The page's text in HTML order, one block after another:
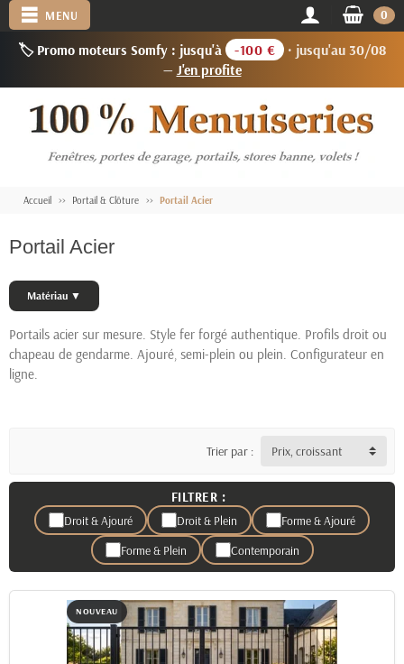
🏷️ Promo moteurs Somfy : jusqu'à -100 €
· jusqu'au 30/08
— J'en profite
MENU 0
Accueil Portail & Clôture Portail Acier
Portail Acier
Matériau ▼
Portails acier sur mesure. Style fer forgé authentique. Profils droit ou
chapeau de gendarme. Ajouré, semi-plein ou plein. Configurateur en
ligne.
Trier par : Prix, croissant
FILTRER :
Droit & Ajouré Droit & Plein
Forme & Ajouré
Forme & Plein
Contemporain
NOUVEAU